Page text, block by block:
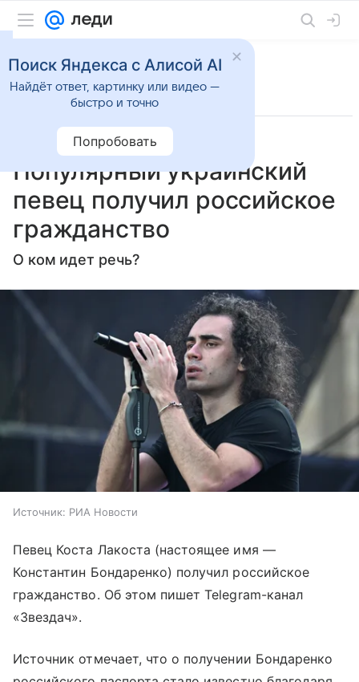
Lenta.Ru Светская жизнь
Популярный украинский
певец получил российское
гражданство
О ком идет речь?
Источник: РИА Новости
Певец Коста Лакоста (настоящее имя —
Константин Бондаренко) получил российское
гражданство. Об этом пишет Telegram-канал
«Звездач».
Источник отмечает, что о получении Бондаренко
Поиск Яндекса с Алисой AI
Найдёт ответ, картинку или видео —
быстро и точно
Попробовать